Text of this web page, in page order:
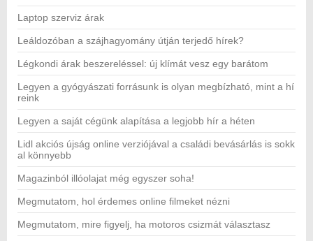
Laptop szerviz árak
Leáldozóban a szájhagyomány útján terjedő hírek?
Légkondi árak beszereléssel: új klímát vesz egy barátom
Legyen a gyógyászati forrásunk is olyan megbízható, mint a hí
reink
Legyen a saját cégünk alapítása a legjobb hír a héten
Lidl akciós újság online verziójával a családi bevásárlás is sokk
al könnyebb
Magazinból illóolajat még egyszer soha!
Megmutatom, hol érdemes online filmeket nézni
Megmutatom, mire figyelj, ha motoros csizmát választasz